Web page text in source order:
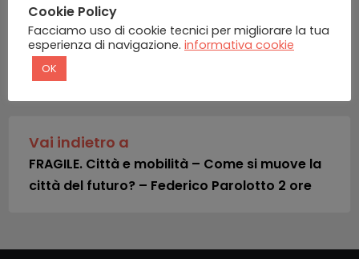
INDIETRO
Vai indietro a
FRAGILE. Città e mobilità – Come si muove la
città del futuro? – Federico Parolotto 2 ore
Cookie Policy
Facciamo uso di cookie tecnici per migliorare la tua
esperienza di navigazione. informativa cookie
OK